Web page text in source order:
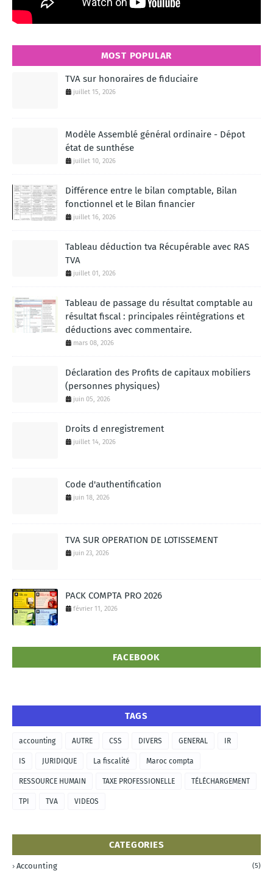
MOST POPULAR
TVA sur honoraires de fiduciaire
juillet 15, 2026
Modèle Assemblé général ordinaire - Dépot
état de sunthése
juillet 10, 2026
Différence entre le bilan comptable, Bilan
fonctionnel et le Bilan financier
juillet 16, 2026
Tableau déduction tva Récupérable avec RAS
TVA
juillet 01, 2026
Tableau de passage du résultat comptable au
résultat fiscal : principales réintégrations et
déductions avec commentaire.
mars 08, 2026
Déclaration des Profits de capitaux mobiliers
(personnes physiques)
juin 05, 2026
Droits d enregistrement
juillet 14, 2026
Code d'authentification
juin 18, 2026
TVA SUR OPERATION DE LOTISSEMENT
juin 23, 2026
PACK COMPTA PRO 2026
février 11, 2026
FACEBOOK
TAGS
accounting AUTRE CSS DIVERS GENERAL IR
IS JURIDIQUE La fiscalité Maroc compta
RESSOURCE HUMAIN TAXE PROFESSIONELLE TÉLÉCHARGEMENT
TPI TVA VIDEOS
CATEGORIES
Accounting (5)